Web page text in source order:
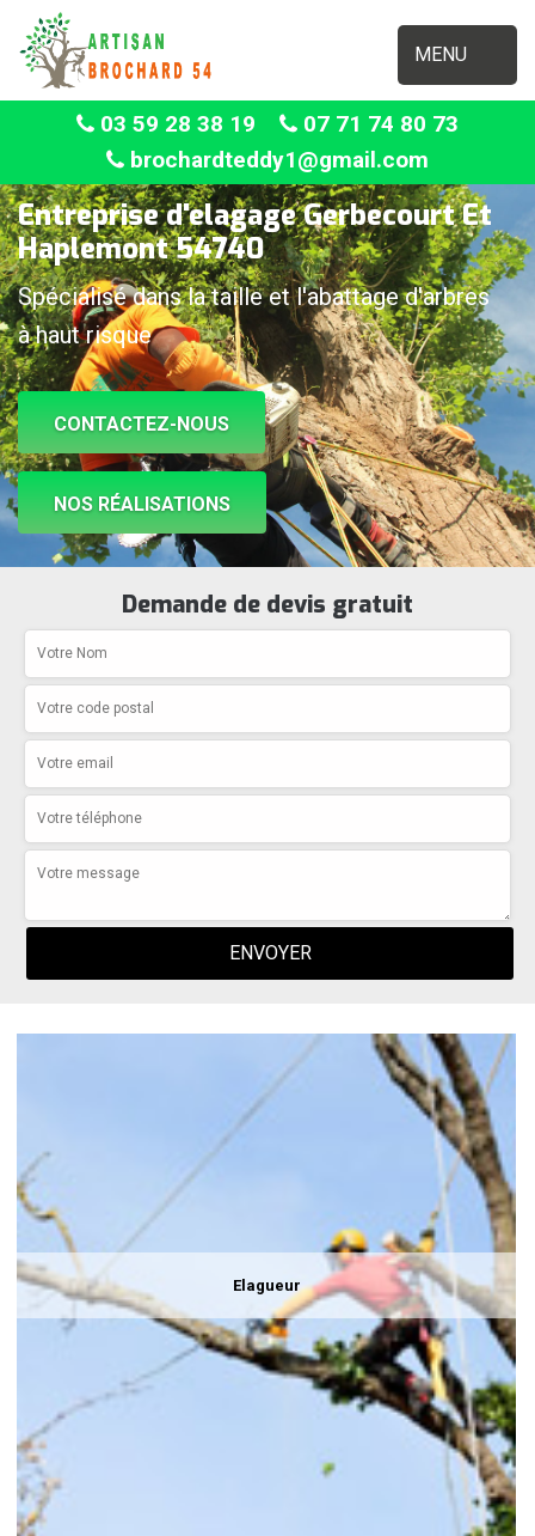
MENU
03 59 28 38 19
07 71 74 80 73
brochardteddy1@gmail.com
Entreprise d'elagage Gerbecourt Et
Haplemont 54740
Spécialisé dans la taille et l'abattage d'arbres
à haut risque
CONTACTEZ-NOUS
NOS RÉALISATIONS
Demande de devis gratuit
Elagueur